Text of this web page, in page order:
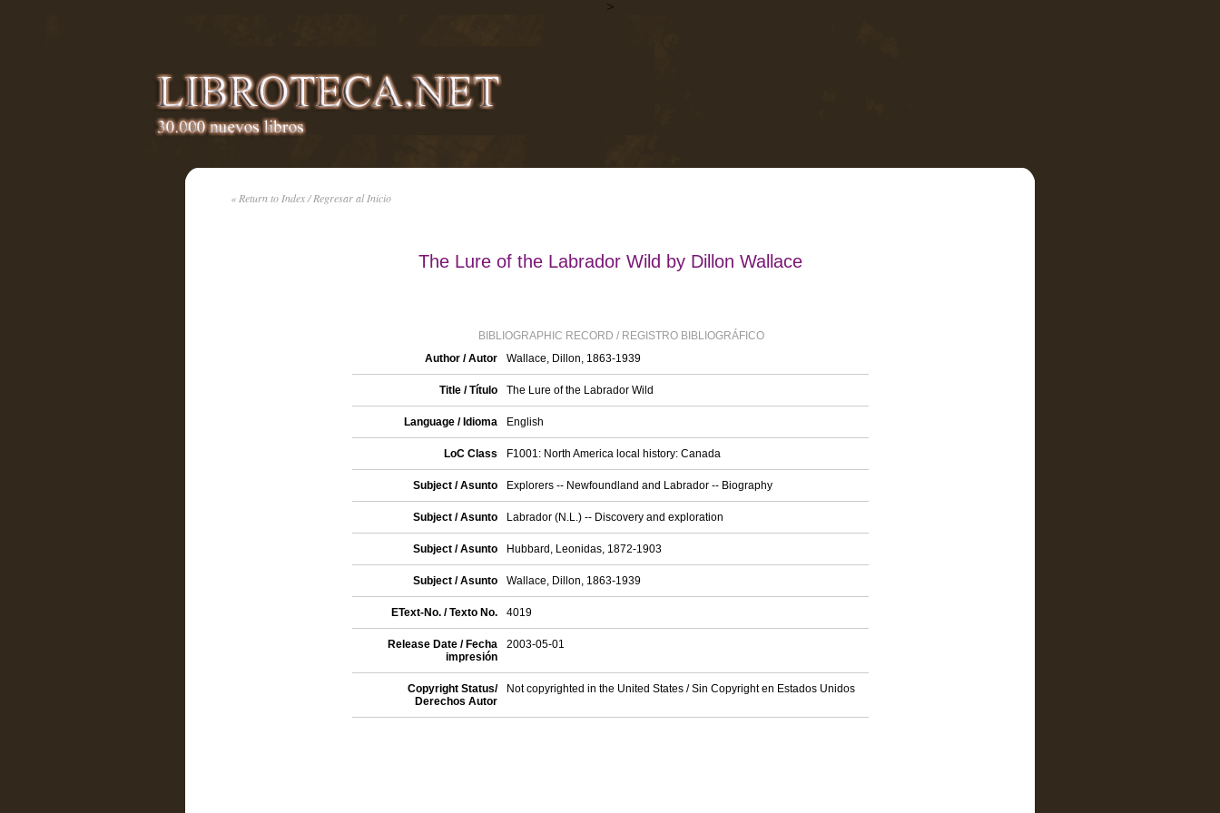
>
« Return to Index / Regresar al Inicio
The Lure of the Labrador Wild by Dillon Wallace
BIBLIOGRAPHIC RECORD / REGISTRO BIBLIOGRÁFICO
Author / Autor
Wallace, Dillon, 1863-1939
Title / Título The Lure of the Labrador Wild
Language / Idioma English
LoC Class F1001: North America local history: Canada
Subject / Asunto Explorers -- Newfoundland and Labrador -- Biography
Subject / Asunto Labrador (N.L.) -- Discovery and exploration
Subject / Asunto Hubbard, Leonidas, 1872-1903
Subject / Asunto Wallace, Dillon, 1863-1939
EText-No. / Texto No. 4019
Release Date / Fecha
impresión
2003-05-01
Copyright Status/
Derechos Autor
Not copyrighted in the United States / Sin Copyright en Estados Unidos